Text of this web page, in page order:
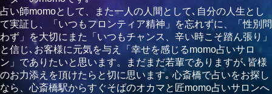
占い師momoとして、また一人の人間として､自分の人生とし
て実証し、「いつもフロンティア精神」を忘れずに、「性別問
わず」を大切にまた「いつもチャンス、辛い時こそ踏ん張り」
と信じ､お客様に元気を与え「幸せを感じるmomo占いサロ
ン」でありたいと思います。まだまだ若輩でありますが､皆様
のお力添えを頂けたらと切に思います｡ 心斎橋で占いをお探し
なら、心斎橋駅からすぐそばのオカマと匠momo占いサロンへ